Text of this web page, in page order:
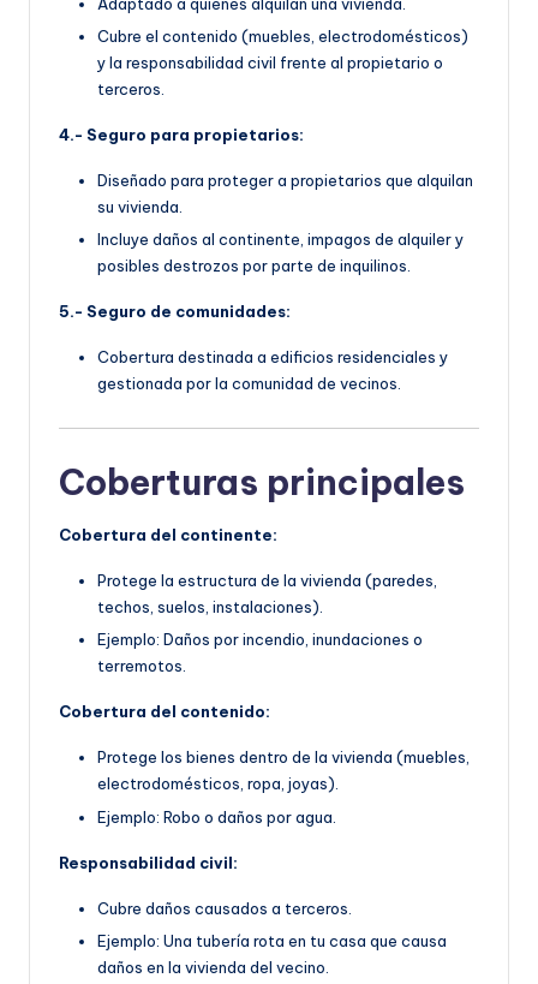
Cubre el contenido (muebles, electrodomésticos)
y la responsabilidad civil frente al propietario o
terceros.
4.- Seguro para propietarios:
Diseñado para proteger a propietarios que alquilan
su vivienda.
Incluye daños al continente, impagos de alquiler y
posibles destrozos por parte de inquilinos.
5.- Seguro de comunidades:
Cobertura destinada a edificios residenciales y
gestionada por la comunidad de vecinos.
Coberturas principales
Cobertura del continente:
Protege la estructura de la vivienda (paredes,
techos, suelos, instalaciones).
Ejemplo: Daños por incendio, inundaciones o
terremotos.
Cobertura del contenido:
Protege los bienes dentro de la vivienda (muebles,
electrodomésticos, ropa, joyas).
Ejemplo: Robo o daños por agua.
Responsabilidad civil:
Cubre daños causados a terceros.
Ejemplo: Una tubería rota en tu casa que causa
daños en la vivienda del vecino.